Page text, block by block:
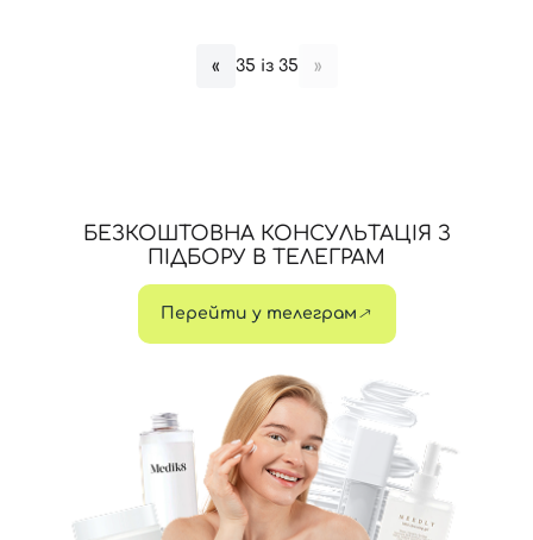
« 35 із 35 »
БЕЗКОШТОВНА КОНСУЛЬТАЦІЯ З
ПІДБОРУ В ТЕЛЕГРАМ
Перейти у телеграм